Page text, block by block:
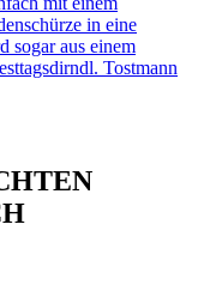
in eine
sogar aus einem
Tostmann